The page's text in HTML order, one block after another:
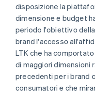
disposizione la
dimensione e budget
periodo l'obiettivo
brand l'accesso
LTK che ha
di maggiori dimensioni
precedenti per i brand
consumatori e che